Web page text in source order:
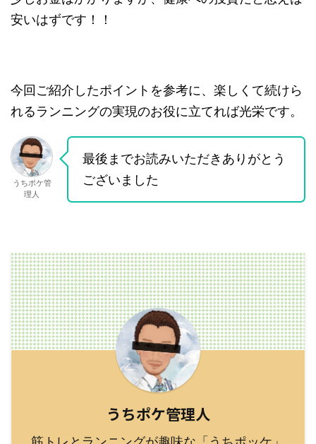
安いはずです！！
今回ご紹介したポイントを参考に、楽しくて続けら
れるランニングの実現のお役に立てれば光栄です。
うちポケ管
理人
最後までお読みいただきありがとう
ございました
うちポケ管理人